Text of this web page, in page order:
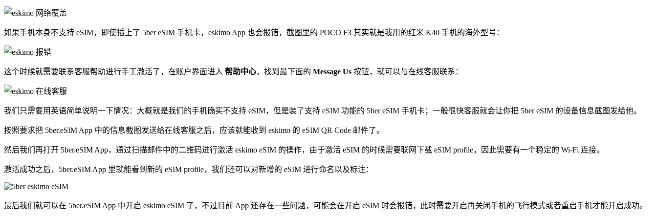
如果手机本身不支持 eSIM，即使插上了 5ber eSIM 手机卡，eskimo App 也会报错，截图里的 POCO F3 其实就是我用的红米 K40 手机的海外型号：
这个时候就需要联系客服帮助进行手工激活了，在账户界面进入 帮助中心，找到最下面的 Message Us 按钮，就可以与在线客服联系：
我们只需要用英语简单说明一下情况：大概就是我们的手机确实不支持 eSIM，但是装了支持 eSIM 功能的 5ber eSIM 手机卡；一般很快客服就会让你把 5ber eSIM 的设备信息截图发给他。
按照要求把 5ber.eSIM App 中的信息截图发送给在线客服之后，应该就能收到 eskimo 的 eSIM QR Code 邮件了。
然后我们再打开 5ber.eSIM App，通过扫描邮件中的二维码进行激活 eskimo eSIM 的操作，由于激活 eSIM 的时候需要联网下载 eSIM profile，因此需要有一个稳定的 Wi-Fi 连接。
激活成功之后，5ber.eSIM App 里就能看到新的 eSIM profile，我们还可以对新增的 eSIM 进行命名以及标注：
最后我们就可以在 5ber.eSIM App 中开启 eskimo eSIM 了，不过目前 App 还存在一些问题，可能会在开启 eSIM 时会报错，此时需要开启再关闭手机的飞行模式或者重启手机才能开启成功。